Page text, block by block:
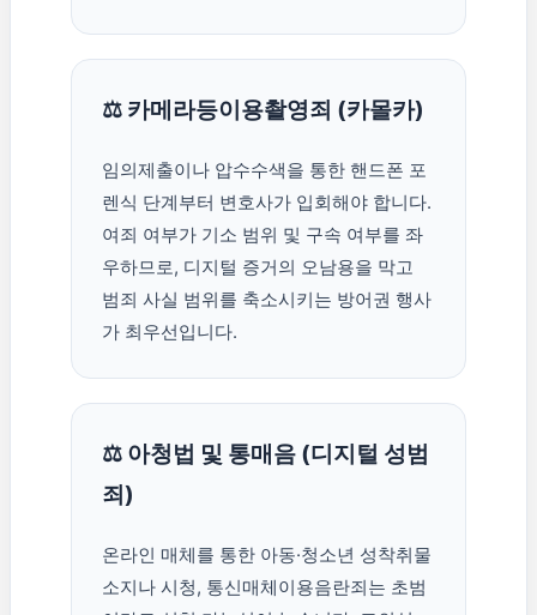
⚖️ 카메라등이용촬영죄 (카몰카)
임의제출이나 압수수색을 통한 핸드폰 포
렌식 단계부터 변호사가 입회해야 합니다.
여죄 여부가 기소 범위 및 구속 여부를 좌
우하므로, 디지털 증거의 오남용을 막고
범죄 사실 범위를 축소시키는 방어권 행사
가 최우선입니다.
⚖️ 아청법 및 통매음 (디지털 성범
죄)
온라인 매체를 통한 아동·청소년 성착취물
소지나 시청, 통신매체이용음란죄는 초범